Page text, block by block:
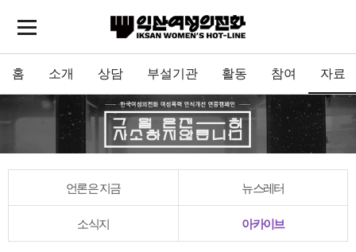
홈 소개 상담 부설기관 활동 참여 자료
언론은 지금 뉴스레터
소식지 아카이브